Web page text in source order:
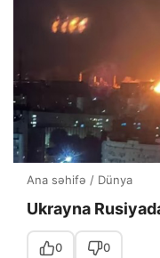
Ana səhifə / Dünya
Ukrayna
0 0